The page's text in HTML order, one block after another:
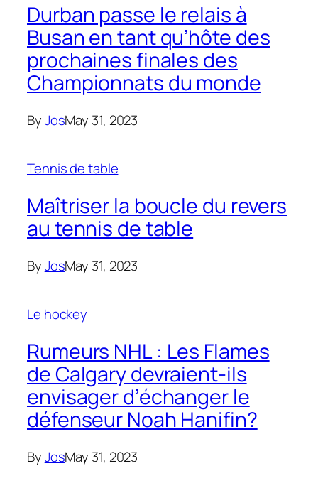
Durban passe le relais à
Busan en tant qu’hôte des
prochaines finales des
Championnats du monde
ByJosMay 31, 2023
Tennis de table
Maîtriser la boucle du revers
au tennis de table
ByJosMay 31, 2023
Le hockey
Rumeurs NHL : Les Flames
de Calgary devraient-ils
envisager d’échanger le
défenseur Noah Hanifin?
ByJosMay 31, 2023